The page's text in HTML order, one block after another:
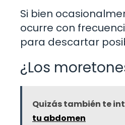
Si bien
ocurre con
para descartar
¿Los
Quizás también te
tu abdomen